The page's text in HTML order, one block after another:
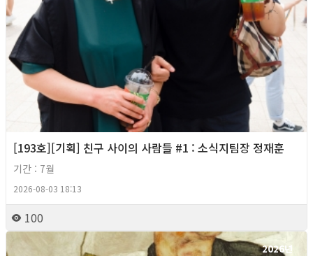
[193호][기획] 친구 사이의 사람들 #1 : 소식지팀장 정재훈
기간 : 7월
2026-08-03 18:13
100
2026년